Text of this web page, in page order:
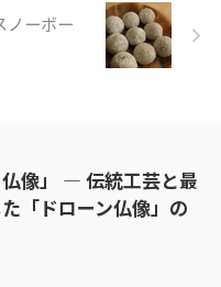
ノーボー
像」 ― 伝統工芸と最
「ドローン仏像」の